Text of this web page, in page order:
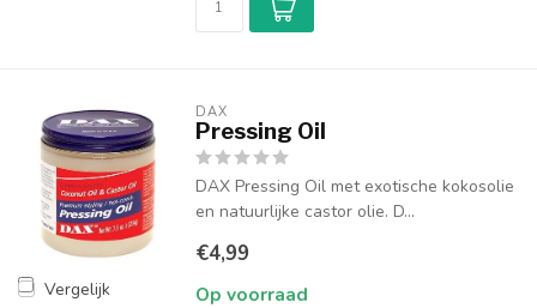
Vergelijk
DAX
Pressing Oil
DAX Pressing Oil met exotische kokosolie
en natuurlijke castor olie. D...
€4,99
Op voorraad